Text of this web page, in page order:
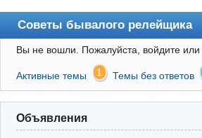
Советы бывалого релейщика
Форум
Правила
Поиск
Регистрация
Вы не вошли. Пожалуйста, войдите или
Активные темы 1 Темы без ответов
Объявления